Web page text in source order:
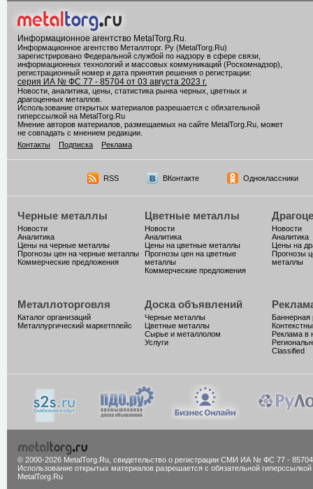
Информационное агентство MetalTorg.Ru
Информационное агентство Металлторг. Ру (MetalTorg.Ru)
зарегистрировано Федеральной службой по надзору в сфере связи,
информационных технологий и массовых коммуникаций (Роскомнадзор),
регистрационный номер и дата принятия решения о регистрации:
серия ИА № ФС 77 - 85704 от 03 августа 2023 г.
Новости, аналитика, цены, статистика рынка черных, цветных и
драгоценных металлов.
Использование открытых материалов разрешается с обязательной
гиперссылкой на MetalTorg.Ru
Мнение авторов материалов, размещаемых на сайте MetalTorg.Ru, может
не совпадать с мнением редакции.
Контакты
Подписка Реклама
RSS ВКонтакте Одноклассники
Черные металлы
Новости
Аналитика
Цены на черные металлы
Прогнозы цен на черные металлы
Коммерческие предложения
Цветные металлы
Новости
Аналитика
Цены на цветные металлы
Прогнозы цен на цветные
металлы
Коммерческие предложения
Новости
Аналитика
Цены на
Прогнозы
металлы
Металлоторговля
Каталог организаций
Металлургический маркетплейс
Доска объявлений
Черные металлы
Цветные металлы
Сырье и металлолом
Услуги
Баннерная
Реклама в
Classified
© 2000-2026 MetalTorg.Ru, cвидетельство о регистрации СМИ ИА № ФС 77 - 85704
Использование открытых материалов разрешается с обязательной гиперссылкой
MetalTorg.Ru